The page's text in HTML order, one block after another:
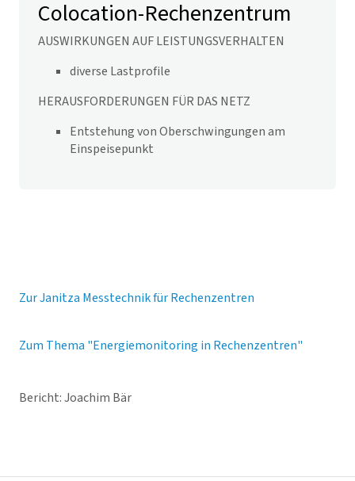
Colocation-Rechenzentrum
AUSWIRKUNGEN AUF LEISTUNGSVERHALTEN
diverse Lastprofile
HERAUSFORDERUNGEN FÜR DAS NETZ
Entstehung von Oberschwingungen am
Einspeisepunkt
Zur Janitza Messtechnik für Rechenzentren
Zum Thema "Energiemonitoring in Rechenzentren"
Bericht: Joachim Bär